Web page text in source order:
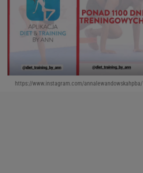
https://www.instagram.com/annalewandowskahpba/